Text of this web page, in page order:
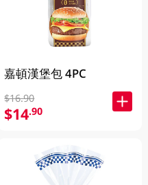
嘉頓漢堡包 4PC
$16.90
$14.90